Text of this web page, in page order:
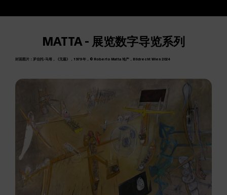
MATTA - 展览数字导览系列
封面图片：罗伯托-马塔，《无题》，1979 年，© Roberto Matta 地产，Bildrecht Wien 2024